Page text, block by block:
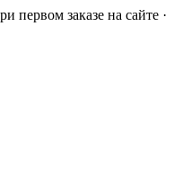
первом заказе на сайте ·